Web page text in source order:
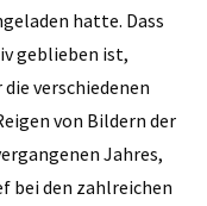
hatte. Dass
geblieben ist,
verschiedenen
von Bildern der
Jahres,
bei den zahlreichen